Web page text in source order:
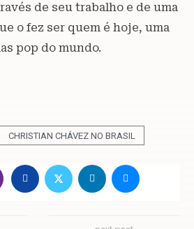
de seu trabalho e de uma
o fez ser quem é hoje, uma
pop do mundo.
CHRISTIAN CHÁVEZ NO BRASIL